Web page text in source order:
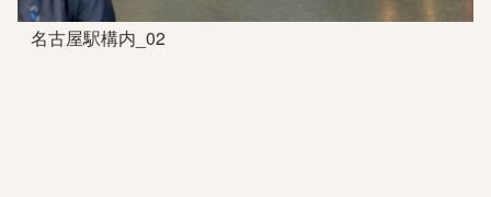
名古屋駅構内_02